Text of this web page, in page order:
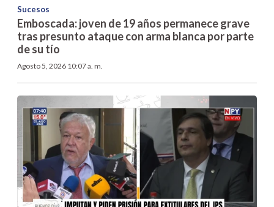
Sucesos
Emboscada: joven de 19 años permanece grave
tras presunto ataque con arma blanca por parte
de su tío
Agosto 5, 2026 10:07 a. m.